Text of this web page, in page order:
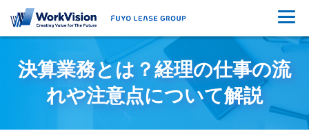
決算業務とは？経理の仕事の流
れや注意点について解説